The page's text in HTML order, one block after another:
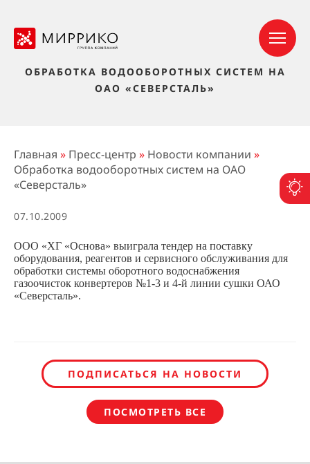
ОБРАБОТКА ВОДООБОРОТНЫХ СИСТЕМ НА
ОАО «СЕВЕРСТАЛЬ»
Главная » Пресс-центр » Новости компании »
Обработка водооборотных систем на ОАО
«Северсталь»
07.10.2009
ООО «ХГ «Основа» выиграла тендер на поставку
оборудования, реагентов и сервисного обслуживания для
обработки системы оборотного водоснабжения
газоочисток конвертеров №1-3 и 4-й линии сушки ОАО
«Северсталь».
ПОДПИСАТЬСЯ НА НОВОСТИ
ПОСМОТРЕТЬ ВСЕ